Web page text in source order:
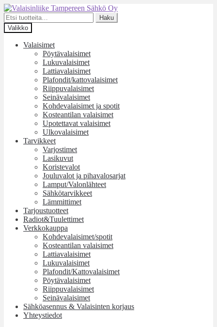
Siirry
navigointiin
Siirry
sisältöön
Etsi:
Haku
Valikko
Valaisimet
Pöytävalaisimet
Lukuvalaisimet
Lattiavalaisimet
Plafondit/kattovalaisimet
Riippuvalaisimet
Seinävalaisimet
Kohdevalaisimet ja spotit
Kosteantilan valaisimet
Upotettavat valaisimet
Ulkovalaisimet
Tarvikkeet
Varjostimet
Lasikuvut
Koristevalot
Jouluvalot ja pihavalosarjat
Lamput/Valonlähteet
Sähkötarvikkeet
Lämmittimet
Tarjoustuotteet
Radiot&Tuulettimet
Verkkokauppa
Kohdevalaisimet/spotit
Kosteantilan valaisimet
Lattiavalaisimet
Lukuvalaisimet
Plafondit/Kattovalaisimet
Pöytävalaisimet
Riippuvalaisimet
Seinävalaisimet
Sähköasennus & Valaisinten korjaus
Yhteystiedot